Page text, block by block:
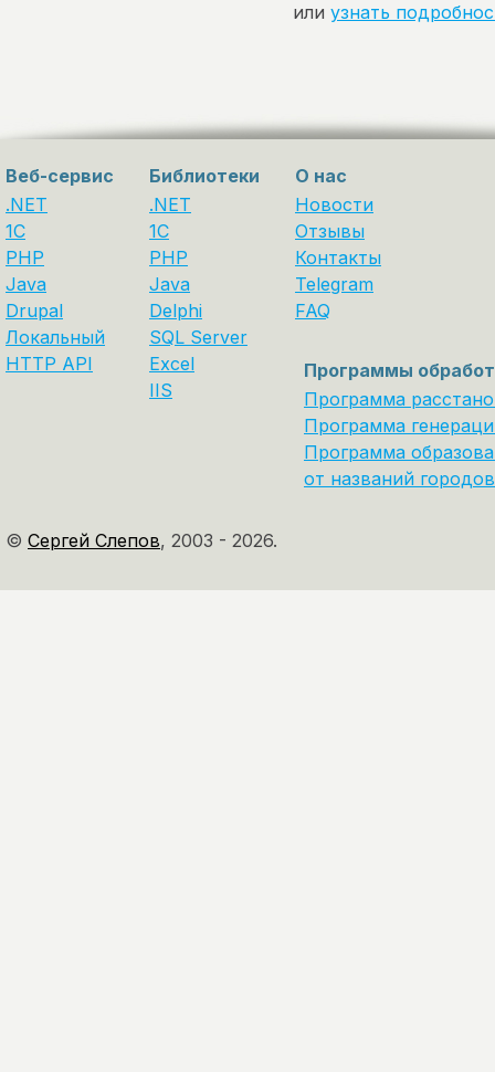
или узнать
Веб-сервис
.NET
1C
PHP
Java
Drupal
Локальный
HTTP API
Библиотеки
.NET
1С
PHP
Java
Delphi
SQL Server
Excel
IIS
О нас
Новости
Отзывы
Контакты
Telegram
FAQ
Программы
Программа
Программа
Программа
от названий
© Сергей Слепов, 2003 - 2026.